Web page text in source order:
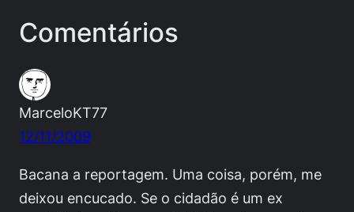
Comentários
MarceloKT77
12/11/2009
Bacana a reportagem. Uma coisa, porém, me
deixou encucado. Se o cidadão é um ex